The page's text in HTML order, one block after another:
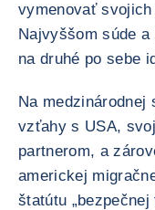
vymenovať
Najvyššom súde
na druhé po sebe
Na medzinárodnej
vzťahy s USA,
partnerom, a
americkej
štatútu